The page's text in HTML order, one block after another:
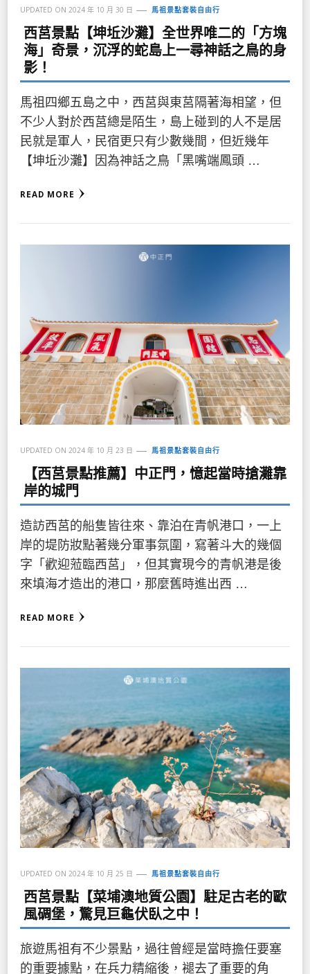
UPDATED ON 2024 年 10 月 30 日 馬祖景點套裝自由行
西莒景點【坤坵沙灘】全世界唯二的「方塊
海」奇景，沉浮的蛇島上一尋神話之鳥的身
影！
馬祖四鄉五島之中，西莒與東莒隔著海相望，但
不少人對於西莒總是陌生，島上碰到的人不是居
民就是軍人，民宿更只有少數幾間，但近幾年
【坤坵沙灘】因為神話之鳥「黑嘴端鳳頭 …
READ MORE
UPDATED ON 2024 年 10 月 23 日 馬祖景點套裝自由行
【西莒景點推薦】中正門，憶起當時搶灘靠
岸的城門
造訪西莒的船隻皆往來、靠泊在青帆港口，一上
岸的堤防妝點著幾分軍事氛圍，寫著斗大的幾個
字「歡迎蒞臨西莒」，但其實現今的青帆港是後
來填海才造出的港口，那麼舊時進出西 …
READ MORE
UPDATED ON 2024 年 10 月 25 日 馬祖景點套裝自由行
西莒景點【菜埔澳地質公園】駐足古老的歐
風碉堡，驚見巨龜伏臥之中！
旅遊馬祖有不少景點，過往曾經是當時擔任要塞
的重要據點，在兵力精縮後，褪去了重要的角